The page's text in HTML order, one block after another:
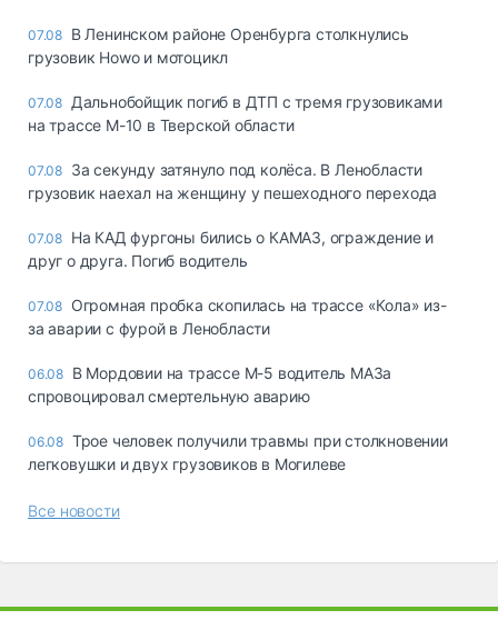
07.08 В Ленинском районе Оренбурга столкнулись
грузовик Howo и мотоцикл
07.08 Дальнобойщик погиб в ДТП с тремя грузовиками
на трассе М-10 в Тверской области
07.08 За секунду затянуло под колёса. В Ленобласти
грузовик наехал на женщину у пешеходного перехода
07.08 На КАД фургоны бились о КАМАЗ, ограждение и
друг о друга. Погиб водитель
07.08 Огромная пробка скопилась на трассе «Кола» из-
за аварии с фурой в Ленобласти
06.08 В Мордовии на трассе М-5 водитель МАЗа
спровоцировал смертельную аварию
06.08 Трое человек получили травмы при столкновении
легковушки и двух грузовиков в Могилеве
Все новости